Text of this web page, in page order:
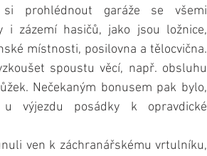
prohlédnout garáže se všemi
i zázemí hasičů, jako jsou ložnice,
místnosti, posilovna a tělocvična.
spoustu věcí, např. obsluhu
Nečekaným bonusem pak bylo,
výjezdu posádky k opravdické